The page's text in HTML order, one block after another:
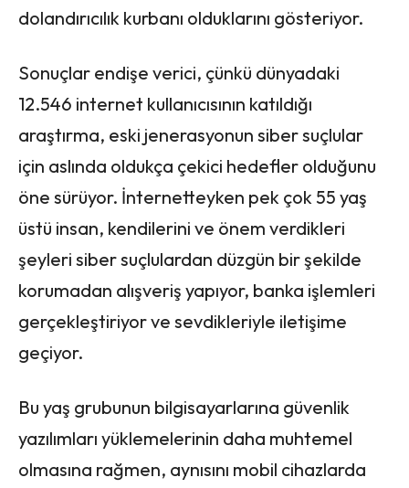
dolandırıcılık kurbanı olduklarını gösteriyor.
Sonuçlar endişe verici, çünkü dünyadaki
12.546 internet kullanıcısının katıldığı
araştırma, eski jenerasyonun siber suçlular
için aslında oldukça çekici hedefler olduğunu
öne sürüyor. İnternetteyken pek çok 55 yaş
üstü insan, kendilerini ve önem verdikleri
şeyleri siber suçlulardan düzgün bir şekilde
korumadan alışveriş yapıyor, banka işlemleri
gerçekleştiriyor ve sevdikleriyle iletişime
geçiyor.
Bu yaş grubunun bilgisayarlarına güvenlik
yazılımları yüklemelerinin daha muhtemel
olmasına rağmen, aynısını mobil cihazlarda